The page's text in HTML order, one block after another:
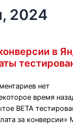
2024
в
нет
время
BETA
за конверсии»